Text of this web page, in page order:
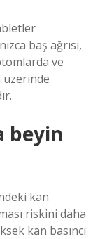
baş ağrısı,
ve
üzerinde
beyin
kan
riskini daha
kan basıncı